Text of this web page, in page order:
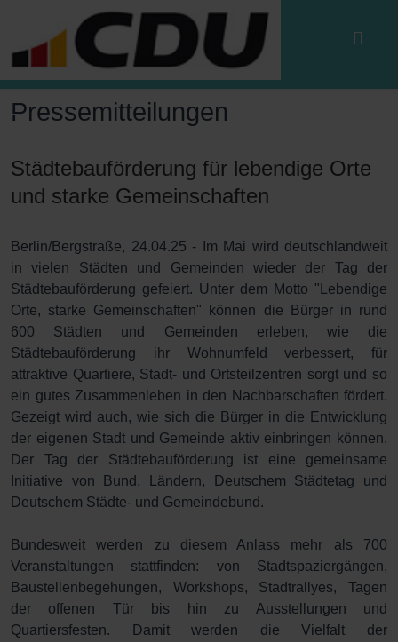
Pressemitteilungen
Städtebauförderung für lebendige Orte
und starke Gemeinschaften
Berlin/Bergstraße, 24.04.25 - Im Mai wird deutschlandweit
in vielen Städten und Gemeinden wieder der Tag der
Städtebauförderung gefeiert. Unter dem Motto "Lebendige
Orte, starke Gemeinschaften" können die Bürger in rund
600 Städten und Gemeinden erleben, wie die
Städtebauförderung ihr Wohnumfeld verbessert, für
attraktive Quartiere, Stadt- und Ortsteilzentren sorgt und so
ein gutes Zusammenleben in den Nachbarschaften fördert.
Gezeigt wird auch, wie sich die Bürger in die Entwicklung
der eigenen Stadt und Gemeinde aktiv einbringen können.
Der Tag der Städtebauförderung ist eine gemeinsame
Initiative von Bund, Ländern, Deutschem Städtetag und
Deutschem Städte- und Gemeindebund.
Bundesweit werden zu diesem Anlass mehr als 700
Veranstaltungen stattfinden: von Stadtspaziergängen,
Baustellenbegehungen, Workshops, Stadtrallyes, Tagen
der offenen Tür bis hin zu Ausstellungen und
Quartiersfesten. Damit werden die Vielfalt der